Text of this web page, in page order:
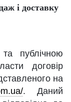
і доставку
публічною
договір
на
. Даний